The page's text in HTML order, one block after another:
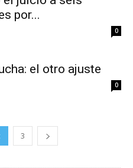
por...
0
el otro ajuste
0
3